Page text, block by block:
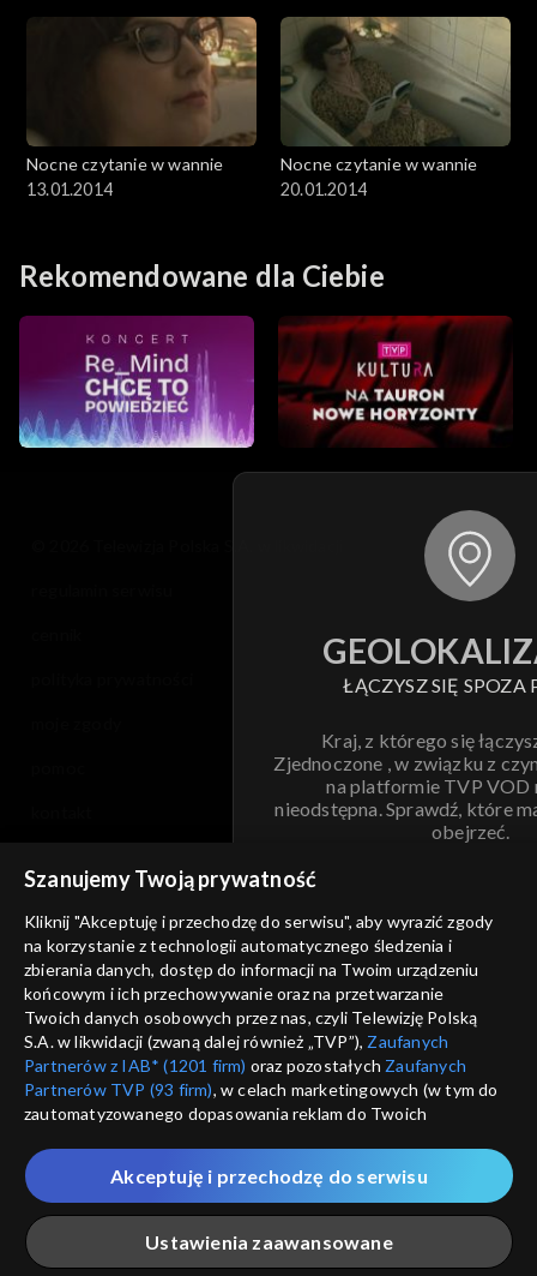
Nocne czytanie w wannie
13.01.2014
Nocne czytanie w wannie
20.01.2014
Rekomendowane dla Ciebie
ŁĄCZYSZ SIĘ SPOZA
Kraj, z którego się
Zjednoczone , w związku z
na platformie TVP VOD
nieodstępna. Sprawdź, które
obejrzeć.
ANULUJ
informacje o dostawcy usług
Szanujemy Twoją prywatność
Kliknij "Akceptuję i przechodzę do serwisu", aby wyrazić zgody
na korzystanie z technologii automatycznego śledzenia i
zbierania danych, dostęp do informacji na Twoim urządzeniu
końcowym i ich przechowywanie oraz na przetwarzanie
Twoich danych osobowych przez nas, czyli Telewizję Polską
S.A. w likwidacji (zwaną dalej również „TVP”), Zaufanych
Partnerów z IAB* (1201 firm) oraz pozostałych Zaufanych
Partnerów TVP (93 firm), w celach marketingowych (w tym do
zautomatyzowanego dopasowania reklam do Twoich
które wskazujemy poniżej, a także zgody na udostępnianie
przez nas identyfikatora PPID do Google.
Twoje dane osobowe zbierane podczas odwiedzania przez
Ciebie naszych
poszczególnych serwisówzwanych dalej
„Portalem”, w tym informacje zapisywane za pomocą
Ustawienia zaawansowane
Akceptuję i przechodzę do serwisu